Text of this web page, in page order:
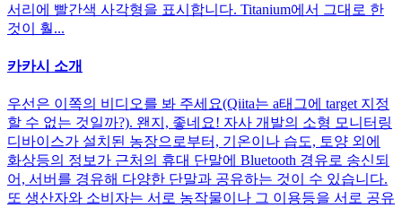
서리에 빨간색 사각형을 표시합니다. Titanium에서 그대로 한
것이 훨...
카카시 소개
우선은 이쪽의 비디오를 봐 주세요(Qiita는 a태그에 target 지정
할 수 없는 것일까?). 왠지, 좋네요! 자사 개발의 소형 모니터링
디바이스가 설치된 농장으로부터, 기온이나 습도, 토양 외에
화상등의 정보가 근처의 휴대 단말에 Bluetooth 경유로 송신되
어, 서버를 경유해 다양한 단말과 공유하는 것이 수 있습니다.
또 생산자와 소비자는 서로 농작물이나 그 이용등을 서로 공유